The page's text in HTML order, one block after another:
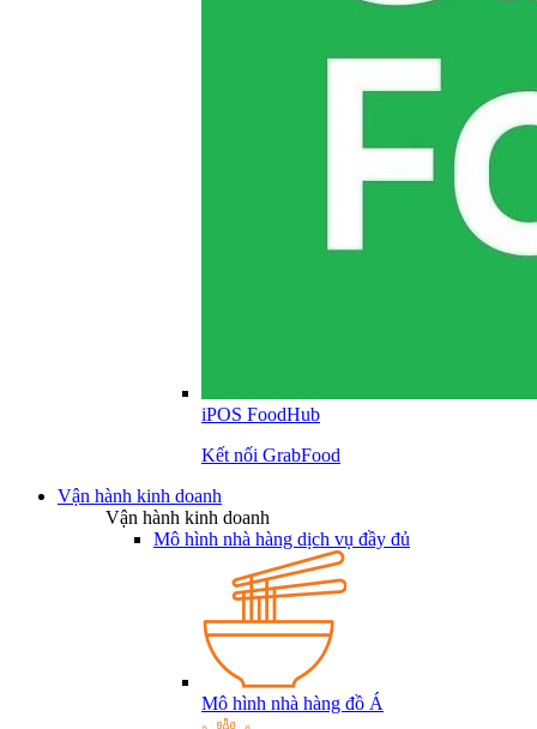
iPOS FoodHub
Kết nối GrabFood
Vận hành kinh doanh
Vận hành kinh doanh
Mô hình nhà hàng dịch vụ đầy đủ
Mô hình nhà hàng đồ Á